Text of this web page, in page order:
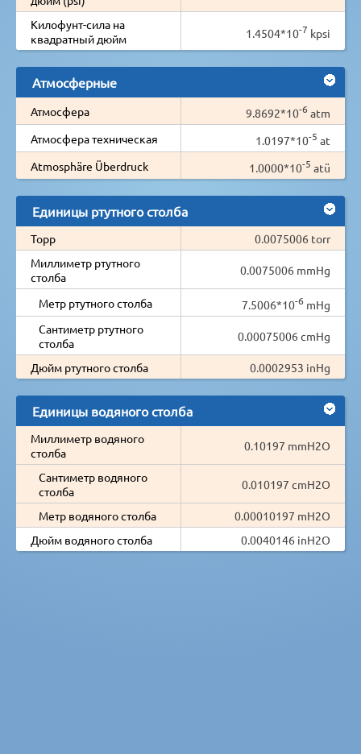
Килофунт-сила на
квадратный дюйм
1.4504*10-7 kpsi
Атмосферные
Атмосфера 9.8692*10-6 atm
Атмосфера техническая
1.0197*10-5 at
Atmosphäre Überdruck
1.0000*10-5 atü
Единицы ртутного столба
Торр
0.0075006 torr
Миллиметр ртутного
столба
0.0075006 mmHg
Метр ртутного столба 7.5006*10-6 mHg
Сантиметр ртутного
столба
0.00075006 cmHg
Дюйм ртутного столба 0.0002953 inHg
Единицы водяного столба
Миллиметр водяного
столба
0.10197 mmH2O
Сантиметр водяного
столба
0.010197 cmH2O
Метр водяного столба
0.00010197 mH2O
Дюйм водяного столба
0.0040146 inH2O